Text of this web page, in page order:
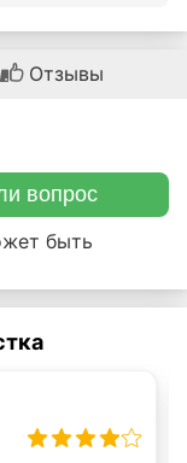
Отзывы
вопрос
быть